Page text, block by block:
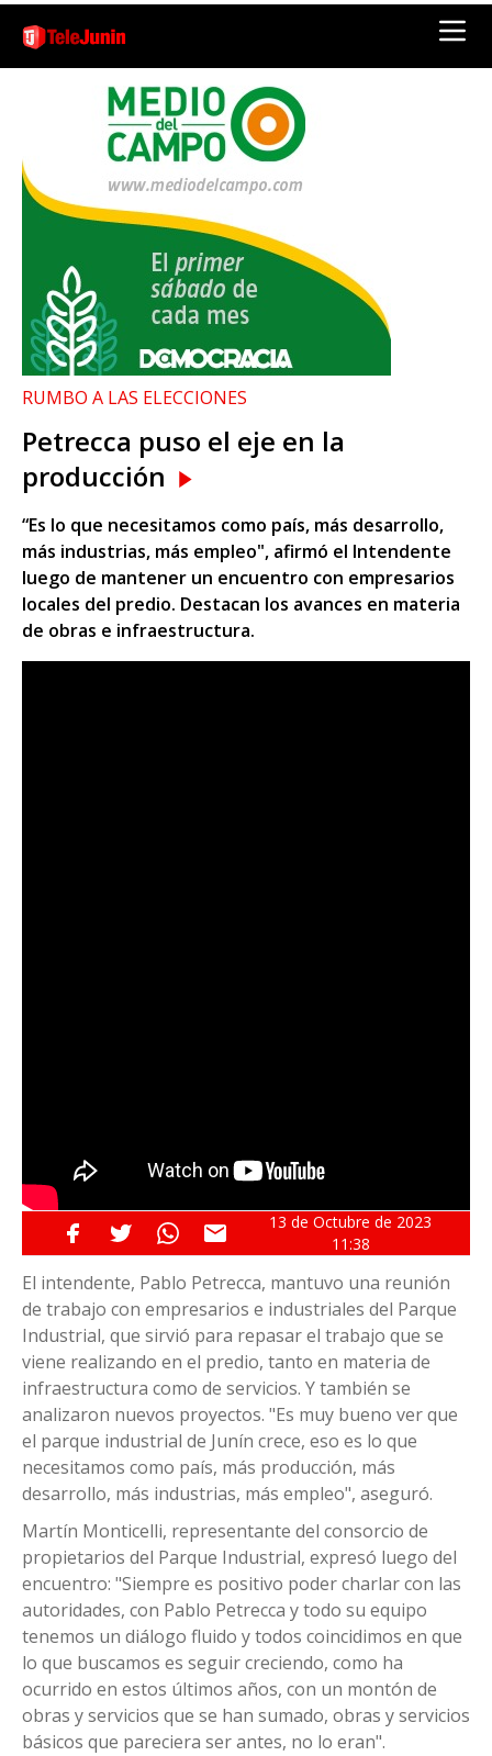
RUMBO A LAS ELECCIONES
Petrecca puso el eje en la
producción
“Es lo que necesitamos como país, más desarrollo,
más industrias, más empleo", afirmó el Intendente
luego de mantener un encuentro con empresarios
locales del predio. Destacan los avances en materia
de obras e infraestructura.
13 deOctubre de 2023
11:38
El intendente, Pablo Petrecca, mantuvo una reunión
de trabajo con empresarios e industriales del Parque
Industrial, que sirvió para repasar el trabajo que se
viene realizando en el predio, tanto en materia de
infraestructura como de servicios. Y también se
analizaron nuevos proyectos. "Es muy bueno ver que
el parque industrial de Junín crece, eso es lo que
necesitamos como país, más producción, más
desarrollo, más industrias, más empleo", aseguró.
Martín Monticelli, representante del consorcio de
propietarios del Parque Industrial, expresó luego del
encuentro: "Siempre es positivo poder charlar con las
autoridades, con Pablo Petrecca y todo su equipo
tenemos un diálogo fluido y todos coincidimos en que
lo que buscamos es seguir creciendo, como ha
ocurrido en estos últimos años, con un montón de
obras y servicios que se han sumado, obras y servicios
básicos que pareciera ser antes, no lo eran".